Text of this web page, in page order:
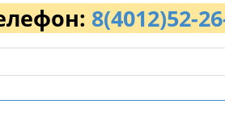
8(4012)52-